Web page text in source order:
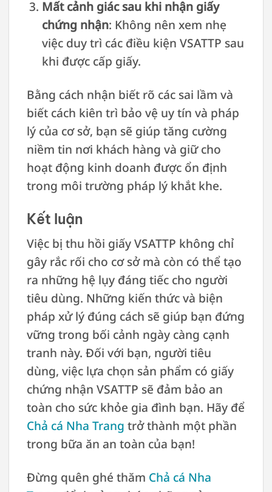
Mất cảnh giác sau khi nhận giấy
chứng nhận: Không nên xem nhẹ
việc duy trì các điều kiện VSATTP sau
khi được cấp giấy.
Bằng cách nhận biết rõ các sai lầm và
biết cách kiên trì bảo vệ uy tín và pháp
lý của cơ sở, bạn sẽ giúp tăng cường
niềm tin nơi khách hàng và giữ cho
hoạt động kinh doanh được ổn định
trong môi trường pháp lý khắt khe.
Kết luận
Việc bị thu hồi giấy VSATTP không chỉ
gây rắc rối cho cơ sở mà còn có thể tạo
ra những hệ lụy đáng tiếc cho người
tiêu dùng. Những kiến thức và biện
pháp xử lý đúng cách sẽ giúp bạn đứng
vững trong bối cảnh ngày càng cạnh
tranh này. Đối với bạn, người tiêu
dùng, việc lựa chọn sản phẩm có giấy
chứng nhận VSATTP sẽ đảm bảo an
toàn cho sức khỏe gia đình bạn. Hãy để
Chả cá Nha Trang trở thành một phần
trong bữa ăn an toàn của bạn!
Đừng quên ghé thăm Chả cá Nha